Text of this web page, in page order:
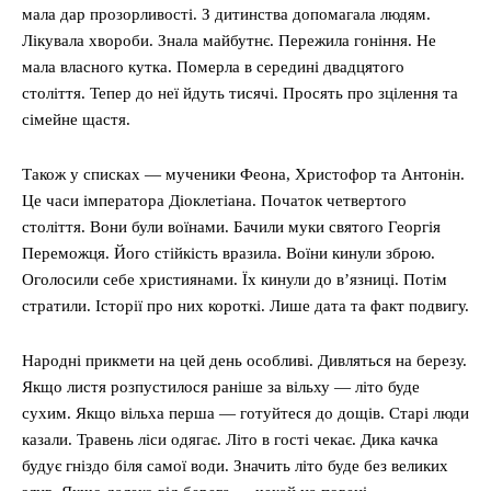
мала дар прозорливості. З дитинства допомагала людям.
Лікувала хвороби. Знала майбутнє. Пережила гоніння. Не
мала власного кутка. Померла в середині двадцятого
століття. Тепер до неї йдуть тисячі. Просять про зцілення та
сімейне щастя.
Також у списках — мученики Феона, Христофор та Антонін.
Це часи імператора Діоклетіана. Початок четвертого
століття. Вони були воїнами. Бачили муки святого Георгія
Переможця. Його стійкість вразила. Воїни кинули зброю.
Оголосили себе християнами. Їх кинули до в’язниці. Потім
стратили. Історії про них короткі. Лише дата та факт подвигу.
Народні прикмети на цей день особливі. Дивляться на березу.
Якщо листя розпустилося раніше за вільху — літо буде
сухим. Якщо вільха перша — готуйтеся до дощів. Старі люди
казали. Травень ліси одягає. Літо в гості чекає. Дика качка
будує гніздо біля самої води. Значить літо буде без великих